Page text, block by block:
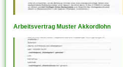
Arbeitsvertrag Muster Akkordlohn